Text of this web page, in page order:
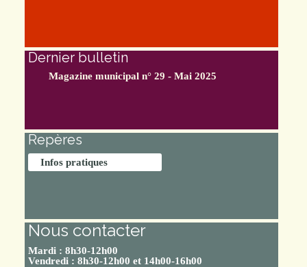
Dernier bulletin
Magazine municipal n° 29 - Mai 2025
Repères
Infos pratiques
Nous contacter
Mardi : 8h30-12h00
Vendredi : 8h30-12h00 et 14h00-16h00